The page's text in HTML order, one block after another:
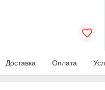
Доставка Оплата